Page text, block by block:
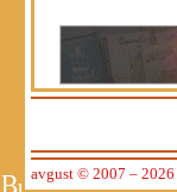
avgust © 2007 – 2026